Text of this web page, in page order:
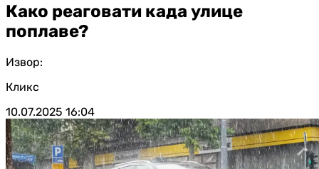
Како реаговати када улице
поплаве?
Извор:
Кликс
10.07.2025 16:04